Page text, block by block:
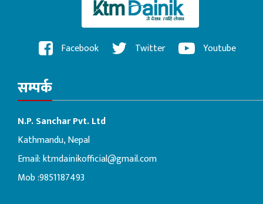
Facebook Twitter Youtube
सम्पर्क
N.P. Sanchar Pvt. Ltd
Kathmandu, Nepal
Email:ktmdainikofficial@gmail.com
Mob :9851187493